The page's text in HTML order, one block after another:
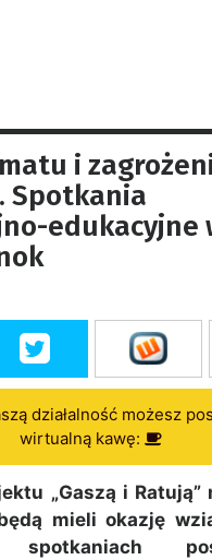
i
Spotkania
edukacyjne
działalność możesz
wirtualną kawę:
„Gaszą i Ratują”
mieli okazję
spotkaniach